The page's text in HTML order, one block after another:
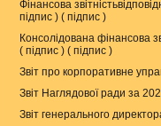
Фінансова
підпис ) ( підпис )
Консолідована фінансова
( підпис ) ( підпис )
Звіт про корпоративне
Звіт Наглядової ради за
Звіт генерального